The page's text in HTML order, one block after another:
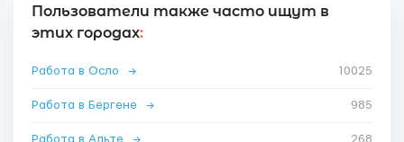
Пользователи также часто ищут в
этих городах:
Работа в Осло → 10025
Работа в Бергене → 985
Работа в Альте → 268